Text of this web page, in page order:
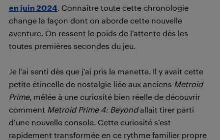
en juin 2024. Connaître toute cette chronologie
change la façon dont on aborde cette nouvelle
aventure. On ressent le poids de l’attente dès les
toutes premières secondes du jeu.
Je l’ai senti dès que j’ai pris la manette. Il y avait cette
petite étincelle de nostalgie liée aux anciens Metroid
Prime, mêlée à une curiosité bien réelle de découvrir
comment Metroid Prime 4: Beyondallait tirer parti
d’une nouvelle console. Cette curiosité s’est
rapidement transformée en ce rythme familier propre